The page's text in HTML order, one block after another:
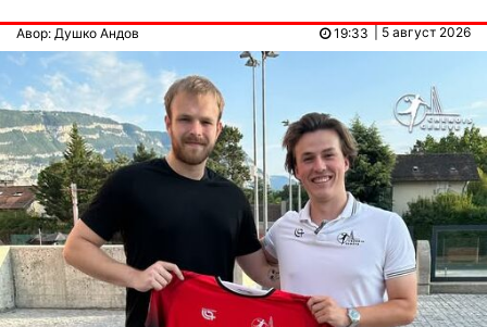
Авор: Душко Андов | 5 август 2026
19:33